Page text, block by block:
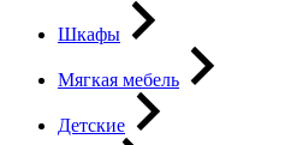
Шкафы
Мягкая мебель
Детские